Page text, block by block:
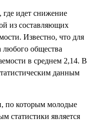
где идет снижение
из составляющих
Известно, что для
любого общества
в среднем 2,14. В
данным
по которым молодые
статистики является